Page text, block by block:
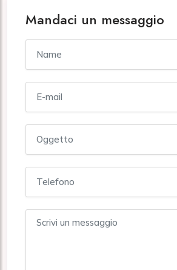
Mandaci un messaggio